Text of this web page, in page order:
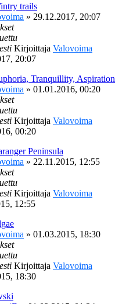
trails
» 29.12.2017, 20:07
Kirjoittaja Valovoima
20:07
Tranquillity, Aspiration
» 01.01.2016, 00:20
Kirjoittaja Valovoima
00:20
Peninsula
» 22.11.2015, 12:55
Kirjoittaja Valovoima
12:55
» 01.03.2015, 18:30
Kirjoittaja Valovoima
18:30